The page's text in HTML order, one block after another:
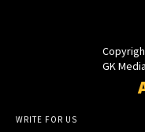
GK
WRITE FOR US